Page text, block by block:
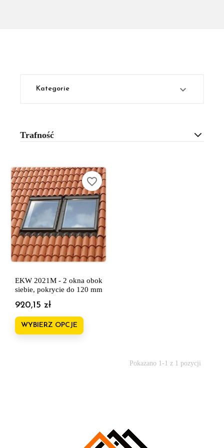
Kategorie 
Trafność
EKW 2021M - 2 okna obok
siebie, pokrycie do 120 mm
Cena
920,15 zł
WYBIERZ OPCJE
favorite_border
Pokazano 1-1 z 1 pozycji